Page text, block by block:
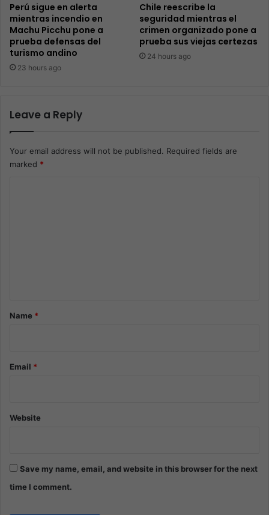
Perú sigue en alerta
mientras incendio en
Machu Picchu pone a
prueba defensas del
turismo andino
23 hours ago
Chile reescribe la
seguridad mientras el
crimen organizado pone a
prueba sus viejas certezas
24 hours ago
Leave a Reply
Your email address will not be published. Required fields are
marked *
*Name *
Email *
Website
Save my name, email, and website in this browser for the next
time I comment.